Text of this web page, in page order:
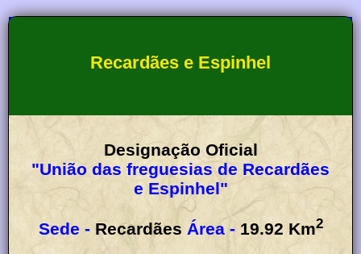
Recardães e Espinhel
Designação Oficial
"União das freguesias de Recardães
e Espinhel"
Sede - Recardães Área - 19.92 Km2